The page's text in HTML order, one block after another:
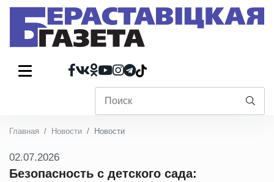
Главная Новости Новости
02.07.2026
Безопасность с детского сада: